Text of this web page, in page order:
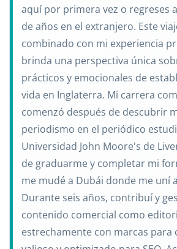
aquí por primera vez o regreses
de años en el extranjero. Este
combinado con mi experiencia
brinda una perspectiva única
prácticos y emocionales de
vida en Inglaterra. Mi carrera
comenzó después de descubrir
periodismo en el periódico
Universidad John Moore's de
de graduarme y completar mi
me mudé a Dubái donde me uní
Durante seis años, contribuí y
contenido comercial como
estrechamente con marcas para